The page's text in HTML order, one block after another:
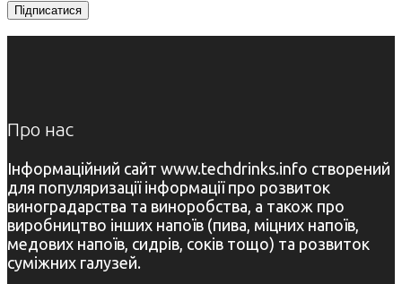
Про нас
Інформаційний сайт www.techdrinks.info створений
для популяризації інформації про розвиток
виноградарства та виноробства, а також про
виробництво інших напоїв (пива, міцних напоїв,
медових напоїв, сидрів, соків тощо) та розвиток
суміжних галузей.